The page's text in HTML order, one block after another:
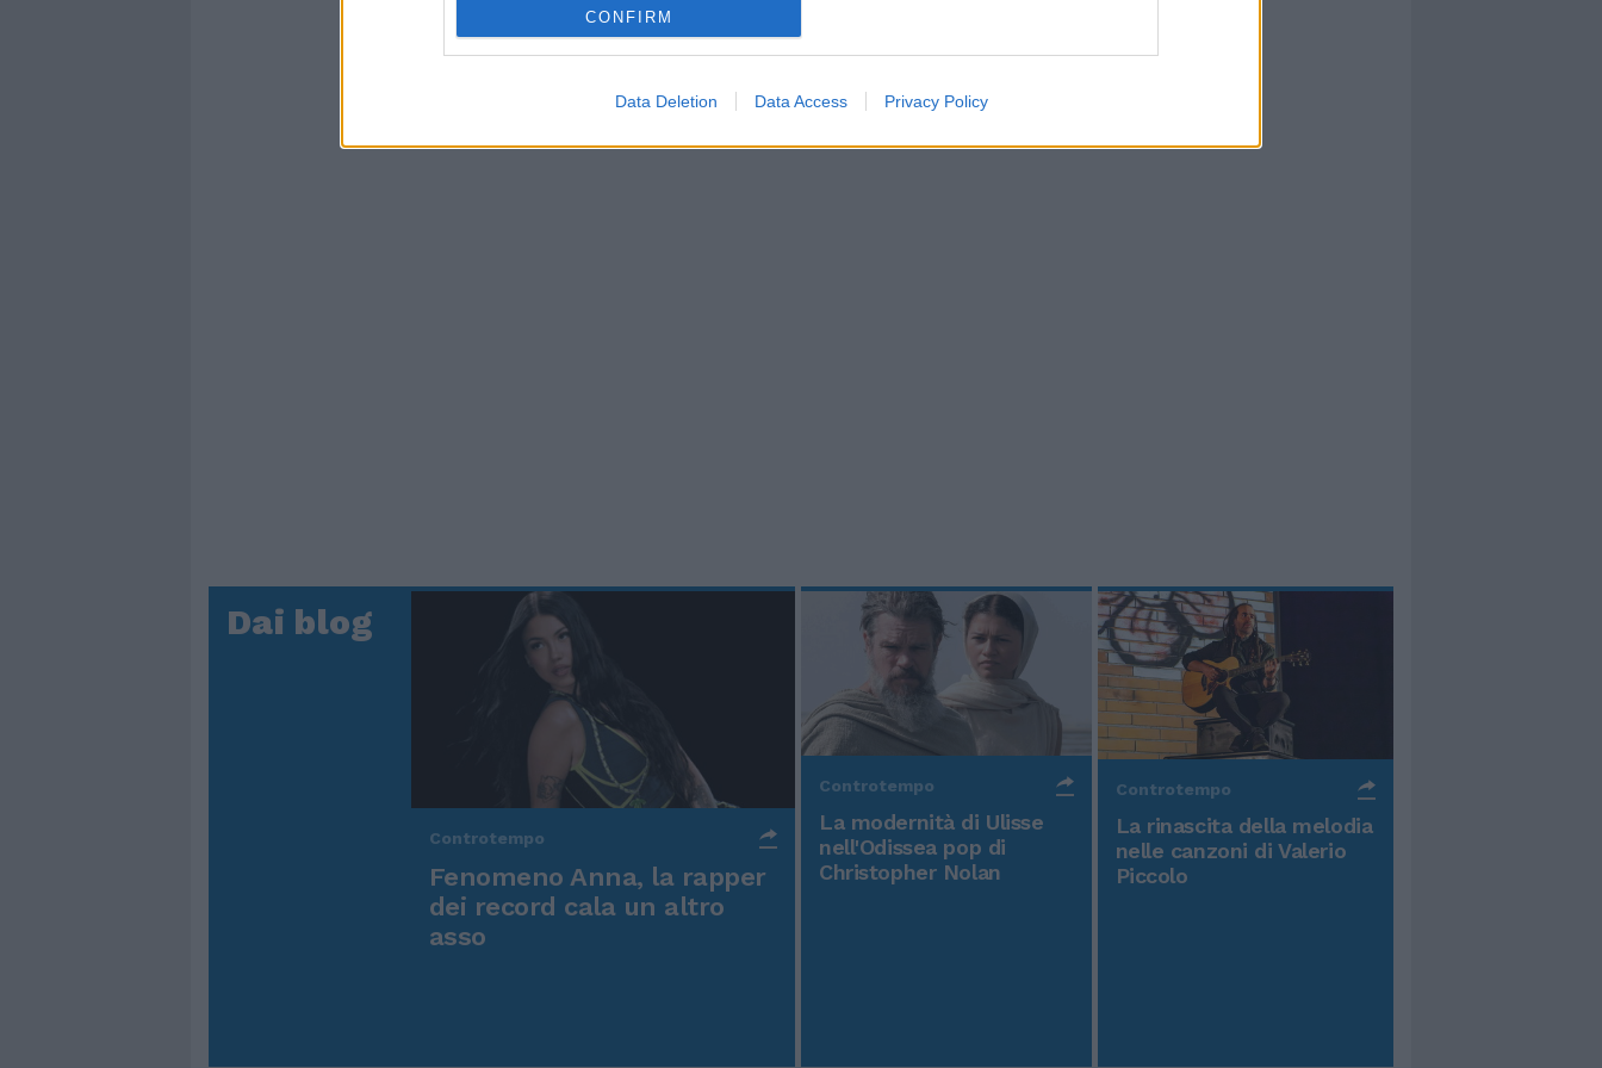
CONFIRM
Data Deletion Data Access Privacy Policy
Dai blog
Controtempo
Fenomeno Anna, la rapper
dei record cala un altro
asso
Controtempo
La modernità di Ulisse
nell'Odissea pop di
Christopher Nolan
Controtempo
La rinascita della melodia
nelle canzoni di Valerio
Piccolo